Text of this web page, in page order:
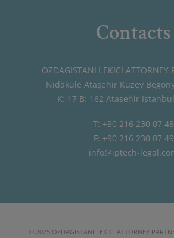
Contacts
OZDAGISTANLI EKICI ATTORNEY
Nidakule Ataşehir Kuzey
K: 17 B: 162 Atasehir
T: +90 216 230 07 48
F: +90 216 230 07 49
info@iptech-
© 2025 OZDAGISTANLI EKICI ATTORNEY